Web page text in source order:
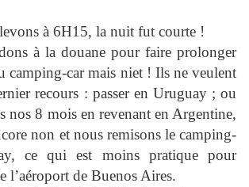
à 6H15, la nuit fut courte !
à la douane pour faire prolonger
camping-car mais niet ! Ils ne veulent
recours : passer en Uruguay ; ou
nos 8 mois en revenant en Argentine,
non et nous remisons le camping-
ce qui est moins pratique pour
l’aéroport de Buenos Aires.